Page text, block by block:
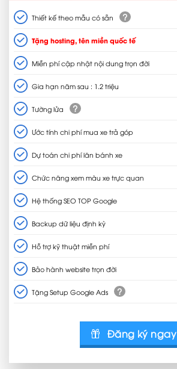
Thiết kế theo mẫu có sẵn ?
Tặng hosting, tên miền quốc tế
Miễn phí cập nhật nội dung trọn đời
Gia hạn năm sau : 1.2 triệu
Tường lửa ?
Ước tính chi phí mua xe trả góp
Dự toán chi phí lăn bánh xe
Chức năng xem màu xe trực quan
Hệ thống SEO TOP Google
Backup dữ liệu định kỳ
Hỗ trợ kỹ thuật miễn phí
Bảo hành website trọn đời
Tặng Setup Google Ads ?
Đăng ký ngay